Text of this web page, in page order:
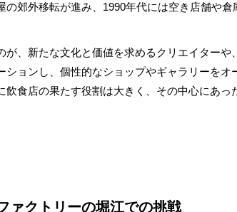
の郊外移転が進み、1990年代には空き店舗や
が、新たな文化と価値を求めるクリエイターや
ションし、個性的なショップやギャラリーを
飲食店の果たす役割は大きく、その中心にあっ
ァクトリーの堀江での挑戦